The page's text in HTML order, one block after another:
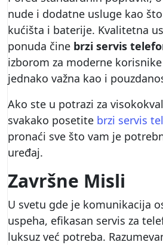
nude i dodatne usluge kao
kućišta i baterije. Kvalitetna
ponuda čine brzi servis
izborom za moderne
jednako važna kao i
Ako ste u potrazi za
svakako posetite brzi servis
pronaći sve što vam je
uređaj.
Završne Misli
U svetu gde je komunikacija
uspeha, efikasan servis za
luksuz već potreba.